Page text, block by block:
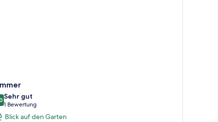
von 10
Sehr gut
1 Bewertung
(1
Bewertung)
Blick auf den Garten